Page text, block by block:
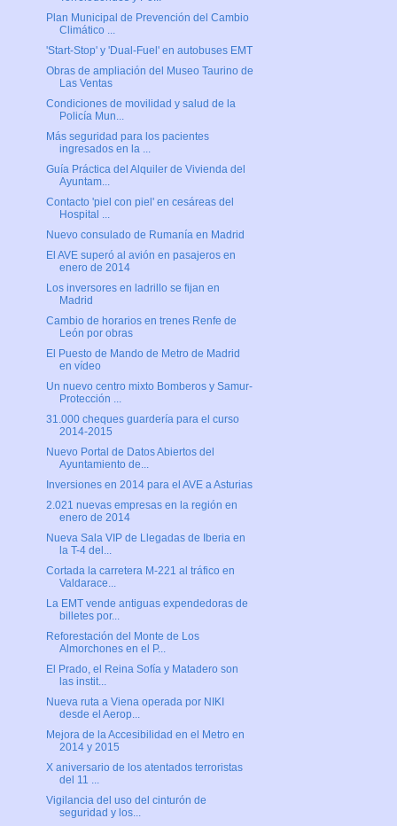
Plan Municipal de Prevención del Cambio
Climático ...
'Start-Stop' y 'Dual-Fuel' en autobuses EMT
Obras de ampliación del Museo Taurino de
Las Ventas
Condiciones de movilidad y salud de la
Policía Mun...
Más seguridad para los pacientes
ingresados en la ...
Guía Práctica del Alquiler de Vivienda del
Ayuntam...
Contacto 'piel con piel' en cesáreas del
Hospital ...
Nuevo consulado de Rumanía en Madrid
El AVE superó al avión en pasajeros en
enero de 2014
Los inversores en ladrillo se fijan en
Madrid
Cambio de horarios en trenes Renfe de
León por obras
El Puesto de Mando de Metro de Madrid
en vídeo
Un nuevo centro mixto Bomberos y Samur-
Protección ...
31.000 cheques guardería para el curso
2014-2015
Nuevo Portal de Datos Abiertos del
Ayuntamiento de...
Inversiones en 2014 para el AVE a Asturias
2.021 nuevas empresas en la región en
enero de 2014
Nueva Sala VIP de Llegadas de Iberia en
la T-4 del...
Cortada la carretera M-221 al tráfico en
Valdarace...
La EMT vende antiguas expendedoras de
billetes por...
Reforestación del Monte de Los
Almorchones en el P...
El Prado, el Reina Sofía y Matadero son
las instit...
Nueva ruta a Viena operada por NIKI
desde el Aerop...
Mejora de la Accesibilidad en el Metro en
2014 y 2015
X aniversario de los atentados terroristas
del 11 ...
Vigilancia del uso del cinturón de
seguridad y los...